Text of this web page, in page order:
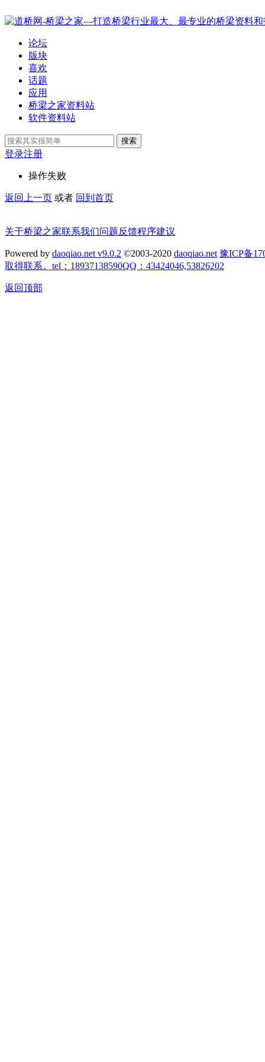
论坛
版块
喜欢
话题
应用
桥梁之家资料站
软件资料站
搜索
登录注册
操作失败
返回上一页 或者 回到首页
关于桥梁之家联系我们问题反馈程序建议
Powered by daoqiao.net v9.0.2 ©2003-2020 daoqiao.net 豫ICP备
取得联系。tel：18937138590QQ：43424046,53826202
返回顶部